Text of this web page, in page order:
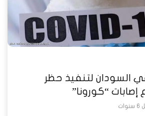
السودان لتنفيذ حظر
إصابات “كورونا”